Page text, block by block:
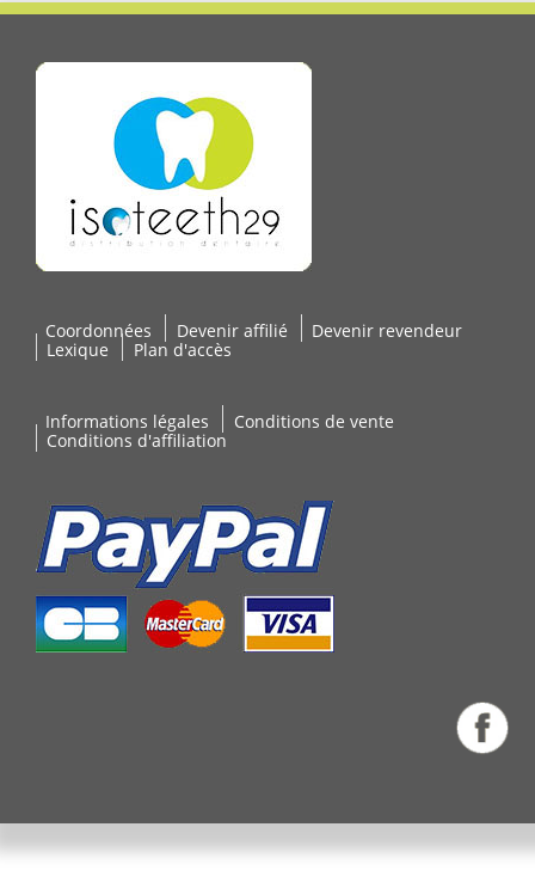
Coordonnées Devenir affilié
Devenir revendeur
Lexique
Plan d'accès
Informations légales
Conditions de vente
Conditions d'affiliation